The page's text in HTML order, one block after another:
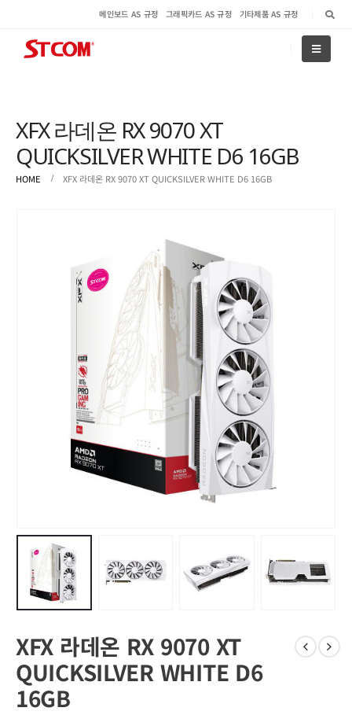
메인보드 AS 규정 그래픽카드 AS 규정 기타제품 AS 규정
XFX 라데온 RX 9070 XT
QUICKSILVER WHITE D6 16GB
HOME XFX 라데온 RX 9070 XT QUICKSILVER WHITE D6 16GB
XFX 라데온 RX 9070 XT
QUICKSILVER WHITE D6
16GB